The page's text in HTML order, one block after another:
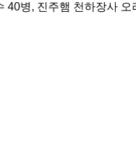
40병, 진주햄 천하장사